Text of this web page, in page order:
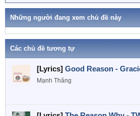
Những người đang xem chủ đề này
Các chủ đề tương tự
[Lyrics] Good Reason -
Mạnh Thăng